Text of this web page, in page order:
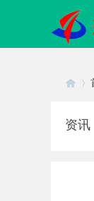
资讯